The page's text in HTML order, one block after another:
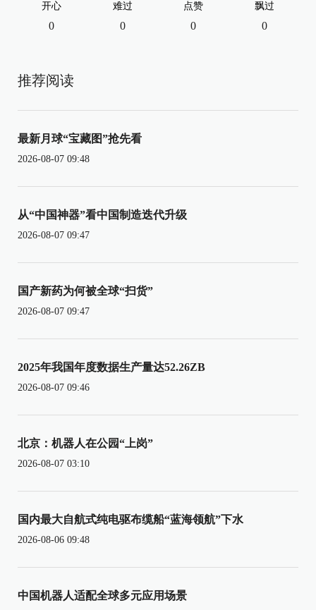
开心
0
难过
0
点赞
0
飘过
0
推荐阅读
最新月球“宝藏图”抢先看
2026-08-07 09:48
从“中国神器”看中国制造迭代升级
2026-08-07 09:47
国产新药为何被全球“扫货”
2026-08-07 09:47
2025年我国年度数据生产量达52.26ZB
2026-08-07 09:46
北京：机器人在公园“上岗”
2026-08-07 03:10
国内最大自航式纯电驱布缆船“蓝海领航”下水
2026-08-06 09:48
中国机器人适配全球多元应用场景